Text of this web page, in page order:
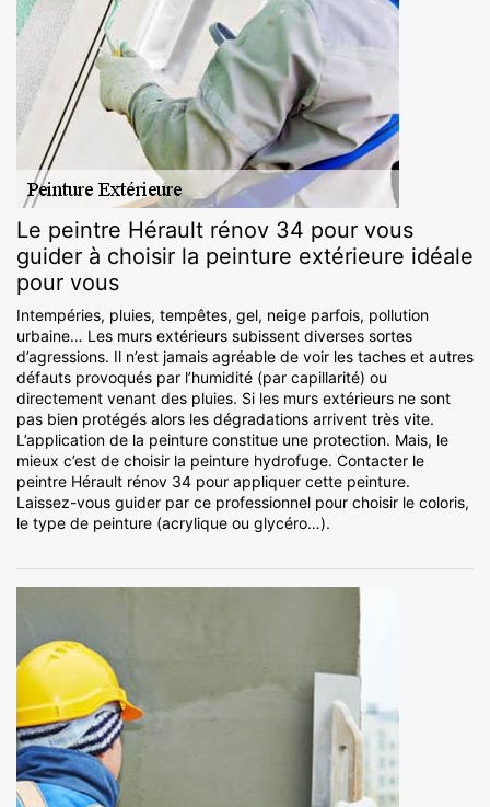
Le peintre Hérault rénov 34 pour vous
guider à choisir la peinture extérieure idéale
pour vous
Intempéries, pluies, tempêtes, gel, neige parfois, pollution
urbaine… Les murs extérieurs subissent diverses sortes
d’agressions. Il n’est jamais agréable de voir les taches et autres
défauts provoqués par l’humidité (par capillarité) ou
directement venant des pluies. Si les murs extérieurs ne sont
pas bien protégés alors les dégradations arrivent très vite.
L’application de la peinture constitue une protection. Mais, le
mieux c’est de choisir la peinture hydrofuge. Contacter le
peintre Hérault rénov 34 pour appliquer cette peinture.
Laissez-vous guider par ce professionnel pour choisir le coloris,
le type de peinture (acrylique ou glycéro…).